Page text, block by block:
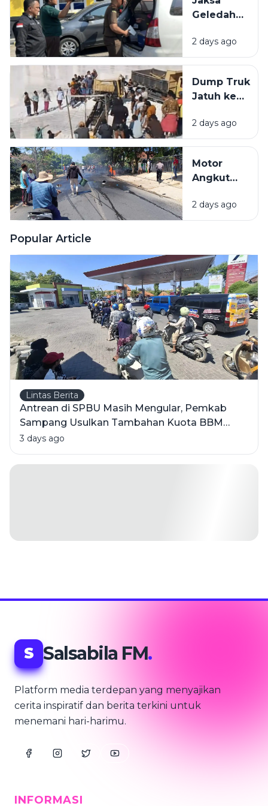
Bangkalan
dan
Geledah
PUPR
Pamekasan,
Terkait
Proyek
Miliar.
2 days ago
Dump Truk
Jatuh ke
Galian C di
Pamekasan,
Selamat
2 days ago
Motor
Angkut
BBM
Terbakar
Pamekasan,
1 Orang
Meninggal
2 days ago
Popular Article
Lintas Berita
Antrean di SPBU Masih Mengular, Pemkab
Sampang Usulkan Tambahan Kuota BBM
Bersubsidi
3 days ago
S Salsabila FM.
Platform media terdepan yang menyajikan
cerita inspiratif dan berita terkini untuk
menemani hari-harimu.
INFORMASI